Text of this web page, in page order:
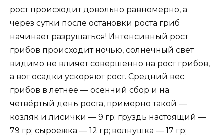
рост происходит довольно равномерно, а
через сутки после остановки роста гриб
начинает разрушаться! Интенсивный рост
грибов происходит ночью, солнечный свет
видимо не влияет совершенно на рост грибов,
а вот осадки ускоряют рост. Средний вес
грибов в летнее — осенний сбор и на
четвёртый день роста, примерно такой —
козляк и лисички — 9 гр; груздь настоящий —
79 гр; сыроежка — 12 гр; волнушка — 17 гр;